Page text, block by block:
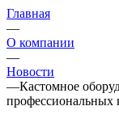
Главная
—
О компании
—
Новости
—Кастомное
профессиональных